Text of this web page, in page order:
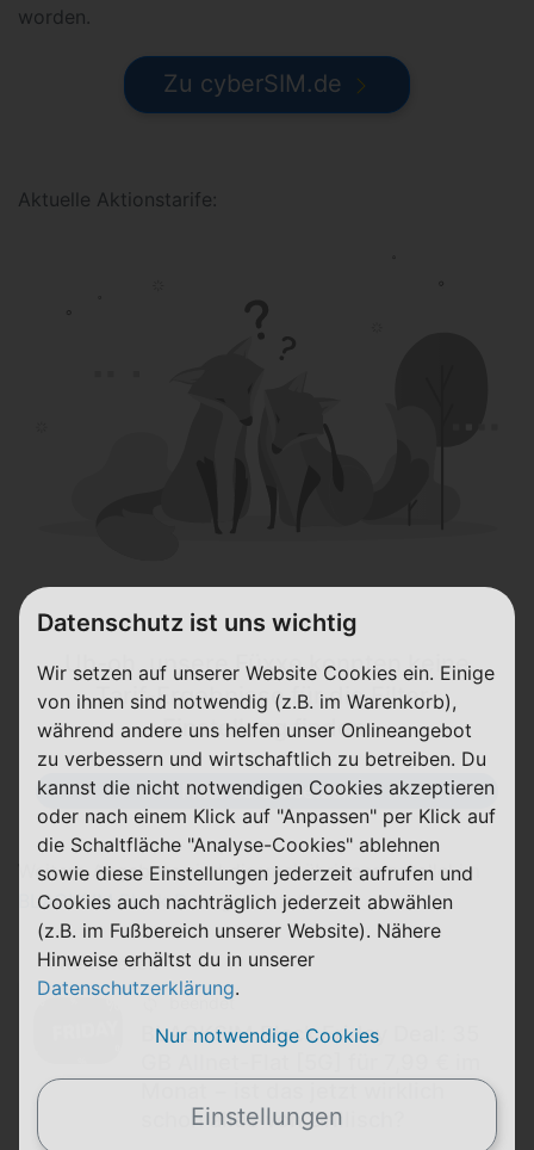
worden.
Zu cyberSIM.de
Aktuelle Aktionstarife:
Uh-oh, unsere Füxxe konnten keine
Tarif-Ergebnisse für die Filter-
Einstellung finden.
Filter zurücksetzen
Weitere Angebote sind diesmal übrigens parallel im
BLACKSIM Black Dealgestartet.
Weiterlesen
beendet
BLACKSIM Black Friday Deal: 35
schon alles von Drillisch?
Datenschutz ist uns wichtig
Wir setzen auf unserer Website Cookies ein. Einige
von ihnen sind notwendig (z.B. im Warenkorb),
während andere uns helfen unser Onlineangebot
zu verbessern und wirtschaftlich zu betreiben. Du
kannst die nicht notwendigen Cookies akzeptieren
oder nach einem Klick auf "Anpassen" per Klick auf
die Schaltfläche "Analyse-Cookies" ablehnen
sowie diese Einstellungen jederzeit aufrufen und
Cookies auch nachträglich jederzeit abwählen
(z.B. im Fußbereich unserer Website). Nähere
Hinweise erhältst du in unserer
Datenschutzerklärung.
Nur notwendige Cookies
Einstellungen